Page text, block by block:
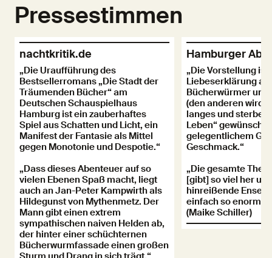
Pressestimmen
nachtkritik.de
„Die Uraufführung des
Bestsellerromans „Die Stadt der
Träumenden Bücher“ am
Deutschen Schauspielhaus
Hamburg ist ein zauberhaftes
Spiel aus Schatten und Licht, ein
Manifest der Fantasie als Mittel
gegen Monotonie und Despotie.“
„Dass dieses Abenteuer auf so
vielen Ebenen Spaß macht, liegt
auch an Jan-Peter Kampwirth als
Hildegunst von Mythenmetz. Der
Mann gibt einen extrem
sympathischen naiven Helden ab,
der hinter einer schüchternen
Bücherwurmfassade einen großen
Hamburger
„Die Vorstellung ist
Liebeserklärung an
Bücherwürmer und
(den anderen wird
langes und
Leben“ gewünscht)
gelegentlichem
Geschmack.“
„Die gesamte
[gibt] so viel her
hinreißende
einfach so enorm
(Maike Schiller)